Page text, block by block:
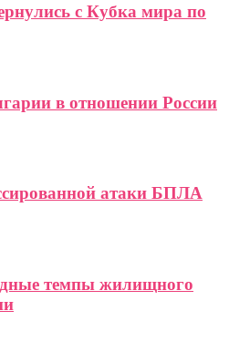
с Кубка мира по
в отношении России
атаки БПЛА
темпы жилищного